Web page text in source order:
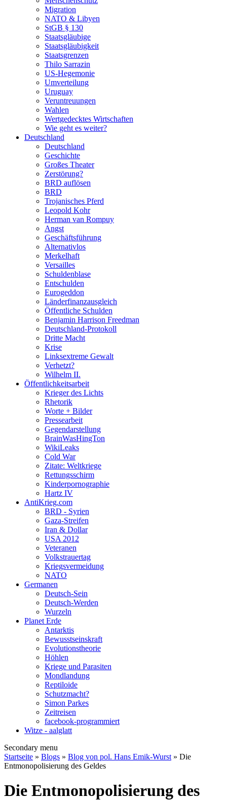
Migration
NATO & Libyen
StGB § 130
Staatsgläubige
Staatsgläubigkeit
Staatsgrenzen
Thilo Sarrazin
US-Hegemonie
Umverteilung
Uruguay
Veruntreuungen
Wahlen
Wertgedecktes Wirtschaften
Wie geht es weiter?
Deutschland
Deutschland
Geschichte
Großes Theater
Zerstörung?
BRD auflösen
BRD
Trojanisches Pferd
Leopold Kohr
Herman van Rompuy
Angst
Geschäftsführung
Alternativlos
Merkelhaft
Versailles
Schuldenblase
Entschulden
Eurogeddon
Länderfinanzausgleich
Öffentliche Schulden
Benjamin Harrison Freedman
Deutschland-Protokoll
Dritte Macht
Krise
Linksextreme Gewalt
Verhetzt?
Wilhelm II.
Öffentlichkeitsarbeit
Krieger des Lichts
Rhetorik
Worte + Bilder
Pressearbeit
Gegendarstellung
BrainWasHingTon
WikiLeaks
Cold War
Zitate: Weltkriege
Rettungsschirm
Kinderpornographie
Hartz IV
AntiKrieg.com
BRD - Syrien
Gaza-Streifen
Iran & Dollar
USA 2012
Veteranen
Volkstrauertag
Kriegsvermeidung
NATO
Germanen
Deutsch-Sein
Deutsch-Werden
Wurzeln
Planet Erde
Antarktis
Bewusstseinskraft
Evolutionstheorie
Höhlen
Kriege und Parasiten
Mondlandung
Reptiloide
Schutzmacht?
Simon Parkes
Zeitreisen
facebook-programmiert
Witze - aalglatt
Secondary menu
Startseite » Blogs » Blog von pol. Hans Emik-Wurst » Die
Entmonopolisierung des Geldes
Die Entmonopolisierung des